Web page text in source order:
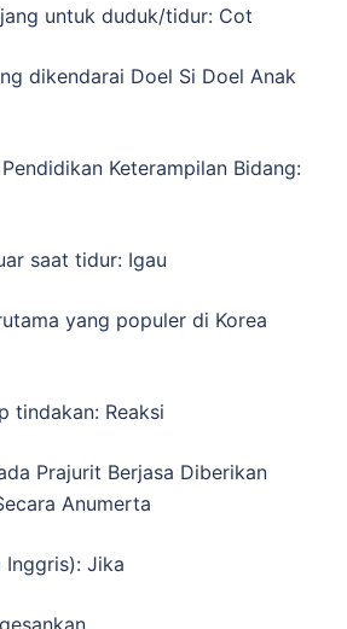
untuk duduk/tidur: Cot
dikendarai Doel Si Doel Anak
Keterampilan Bidang:
saat tidur: Igau
yang populer di Korea
tindakan: Reaksi
Prajurit Berjasa Diberikan
Anumerta
Inggris): Jika